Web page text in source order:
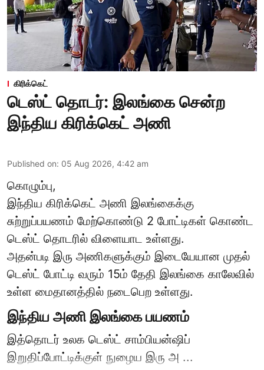
கிரிக்கெட்
டெஸ்ட் தொடர்: இலங்கை சென்ற
இந்திய கிரிக்கெட் அணி
Published on: 05 Aug 2026, 4:42 am
கொழும்பு,
இந்திய கிரிக்கெட் அணி இலங்கைக்கு
சுற்றுப்பயணம் மேற்கொண்டு 2 போட்டிகள் கொண்ட
டெஸ்ட் தொடரில் விளையாட உள்ளது.
அதன்படி இரு அணிகளுக்கும் இடையேயான முதல்
டெஸ்ட் போட்டி வரும் 15ம் தேதி இலங்கை காலேவில்
உள்ள மைதானத்தில் நடைபெற உள்ளது.
இந்திய அணி இலங்கை பயணம்
இத்தொடர் உலக டெஸ்ட் சாம்பியன்ஷிப்
இறுதிப்போட்டிக்குள் நுழைய இரு அ ...